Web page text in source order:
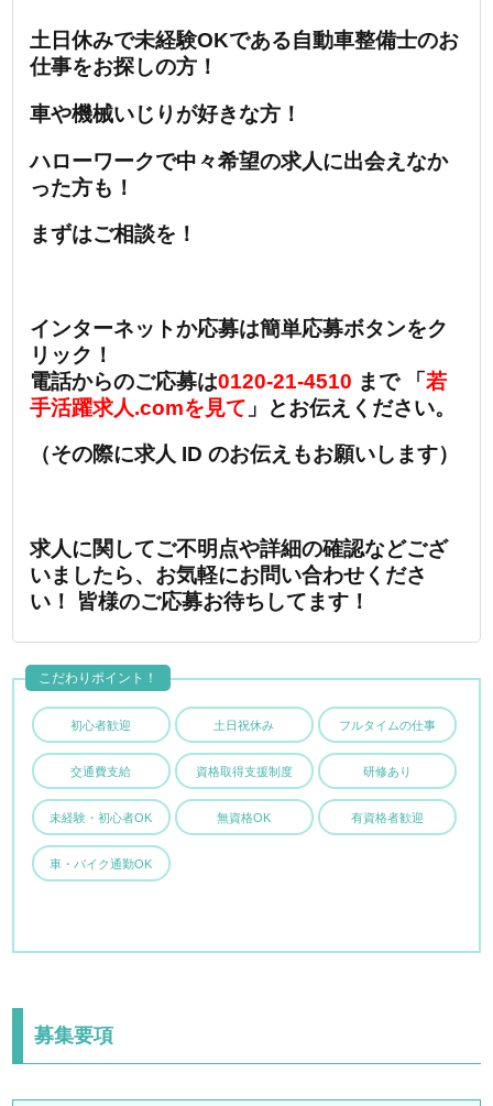
土日休みで未経験OKである自動車整備士のお
仕事をお探しの方！
車や機械いじりが好きな方！
ハローワークで中々希望の求人に出会えなか
った方も！
まずはご相談を！
インターネットか応募は簡単応募ボタンをク
リック！
電話からのご応募は0120-21-4510 まで 「若
手活躍求人.comを見て 」とお伝えください。
（その際に求人 ID のお伝えもお願いします）
求人に関してご不明点や詳細の確認などござ
いましたら、お気軽にお問い合わせくださ
い！ 皆様のご応募お待ちしてます！
初心者歓迎 土日祝休み フルタイムの仕事
交通費支給 資格取得支援制度 研修あり
未経験・初心者OK 無資格OK 有資格者歓迎
車・バイク通勤OK
こだわりポイント！
募集要項